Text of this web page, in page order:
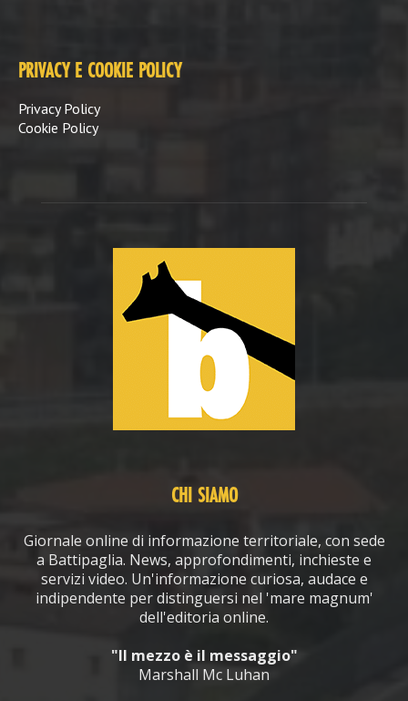
PRIVACY E COOKIE POLICY
Privacy Policy
Cookie Policy
CHI SIAMO
Giornale online di informazione territoriale, con sede
a Battipaglia. News, approfondimenti, inchieste e
servizi video. Un'informazione curiosa, audace e
indipendente per distinguersi nel 'mare magnum'
dell'editoria online.
"Il mezzo è il messaggio"
Marshall Mc Luhan